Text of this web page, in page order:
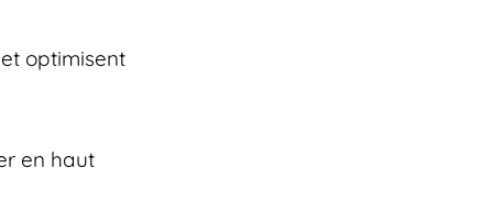
optimisent
en haut